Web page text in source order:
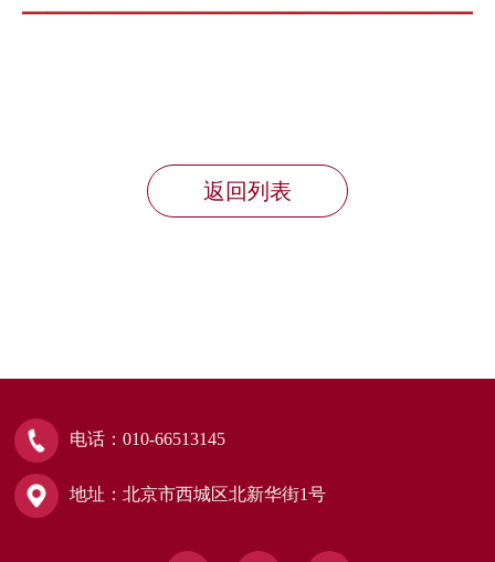
返回列表
电话：010-66513145
地址：北京市西城区北新华街1号